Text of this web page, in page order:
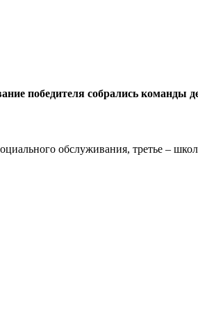
победителя собрались команды
обслуживания, третье –